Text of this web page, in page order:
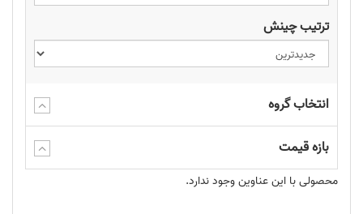
ترتیب چینش
انتخاب گروه
بازه قیمت
محصولی با این عناوین وجود ندارد.